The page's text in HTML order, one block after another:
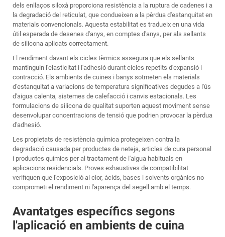
dels enllaços siloxà proporciona resistència a la ruptura de cadenes i a
la degradació del reticulat, que condueixen a la pèrdua d'estanquitat en
materials convencionals. Aquesta estabilitat es tradueix en una vida
útil esperada de desenes d'anys, en comptes d'anys, per als sellants
de silicona aplicats correctament.
El rendiment davant els cicles tèrmics assegura que els sellants
mantinguin l'elasticitat i l'adhesió durant cicles repetits d'expansió i
contracció. Els ambients de cuines i banys sotmeten els materials
d'estanquitat a variacions de temperatura significatives degudes a l'ús
d'aigua calenta, sistemes de calefacció i canvis estacionals. Les
formulacions de silicona de qualitat suporten aquest moviment sense
desenvolupar concentracions de tensió que podrien provocar la pèrdua
d'adhesió.
Les propietats de resistència química protegeixen contra la
degradació causada per productes de neteja, articles de cura personal
i productes químics per al tractament de l'aigua habituals en
aplicacions residencials. Proves exhaustives de compatibilitat
verifiquen que l'exposició al clor, àcids, bases i solvents orgànics no
comprometi el rendiment ni l'aparença del segell amb el temps.
Avantatges específics segons
l'aplicació en ambients de cuina